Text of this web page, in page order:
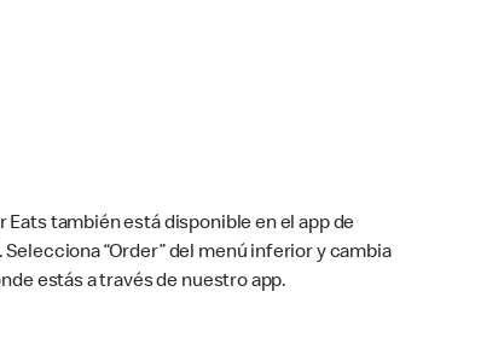
también está disponible en el app de
Selecciona “Order” del menú inferior y cambia
estás a través de nuestro app.